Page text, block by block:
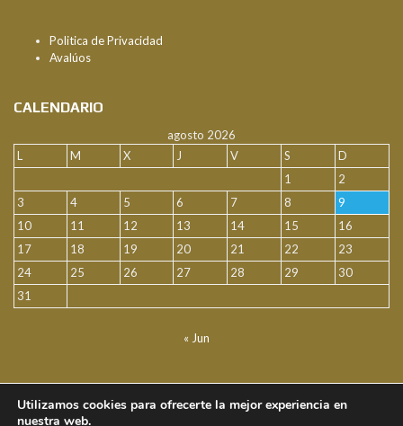
Politica de Privacidad
Avalúos
CALENDARIO
agosto 2026
L
M X J V S
D
1
2
3
4 5 6 7 8
9
10
11 12 13 14 15
16
17
18 19 20 21 22
23
24
25 26 27 28 29
30
31
« Jun
FACEBOOK
Utilizamos cookies para ofrecerte la mejor experiencia en
nuestra web.